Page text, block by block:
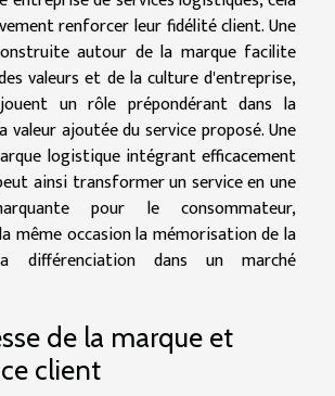
renforcer leur fidélité client. Une
autour de la marque facilite
valeurs et de la culture d'entreprise,
un rôle prépondérant dans la
valeur ajoutée du service proposé. Une
logistique intégrant efficacement
ainsi transformer un service en une
pour le consommateur,
même occasion la mémorisation de la
différenciation dans un marché
de la marque et
client